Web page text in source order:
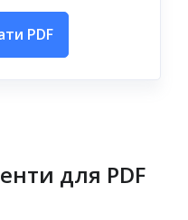
PDF
для PDF